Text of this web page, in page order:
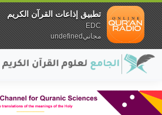
تطبيق إذاعات القرآن الكريم
EDC
مجانيundefined